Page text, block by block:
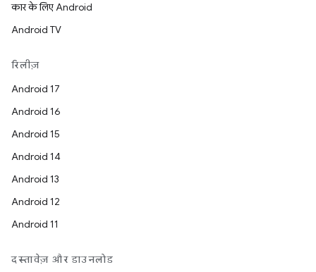
कार के लिए Android
Android TV
रिलीज़
Android 17
Android 16
Android 15
Android 14
Android 13
Android 12
Android 11
दस्तावेज़ और डाउनलोड